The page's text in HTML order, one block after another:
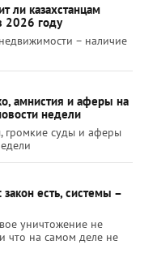
ли казахстанцам
2026 году
– наличие
амнистия и аферы на
недели
громкие суды и аферы
есть, системы –
уничтожение не
что на самом деле не